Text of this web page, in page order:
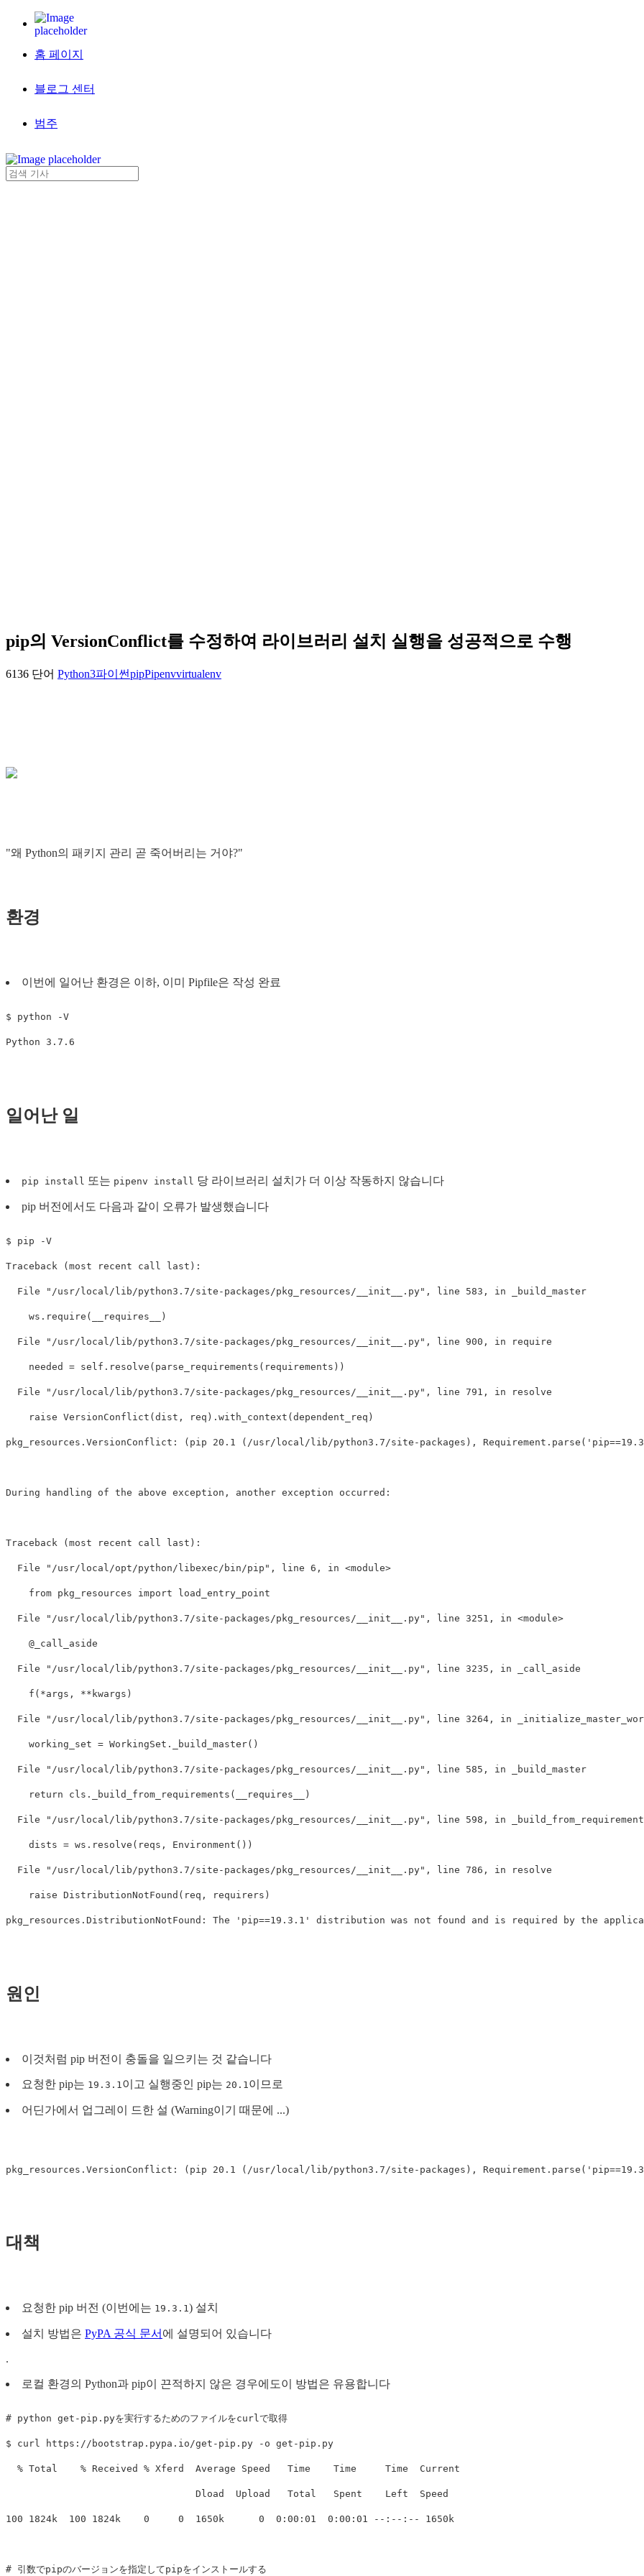
홈 페이지
블로그 센터
범주
pip의 VersionConflict를 수정하여 라이브러리 설치 실행을 성공적으로 수행
6136 단어 Python3파이썬pipPipenvvirtualenv
"왜 Python의 패키지 관리 곧 죽어버리는 거야?"
환경
이번에 일어난 환경은 이하, 이미 Pipfile은 작성 완료
$ python -V
일어난 일
pip install 또는 pipenv install 당 라이브러리 설치가 더 이상 작동하지 않습니다
pip 버전에서도 다음과 같이 오류가 발생했습니다
$ pip -V
Traceback ( most recent call last ) :
  File
"/usr/local/lib/python3.7/site-packages/pkg_resources/__init__.py" , line 583, in _build_master
    ws.require
( __requires__ )
  File
"/usr/local/lib/python3.7/site-packages/pkg_resources/__init__.py" , line 900, in require
    needed
= self.resolve ( parse_requirements ( requirements ))
  File
"/usr/local/lib/python3.7/site-packages/pkg_resources/__init__.py" , line 791, in resolve
    raise VersionConflict
( dist, req ) .with_context ( dependent_req )
pkg_resources.VersionConflict: ( pip 20.1 ( /usr/local/lib/python3.7/site-packages ) , Requirement.parse (
During handling of the above exception, another exception occurred:
Traceback ( most recent call last ) :
  File
"/usr/local/opt/python/libexec/bin/pip" , line 6, in <module>
    from pkg_resources import load_entry_point
  File
"/usr/local/lib/python3.7/site-packages/pkg_resources/__init__.py" , line 3251, in <module>
    @_call_aside
  File
"/usr/local/lib/python3.7/site-packages/pkg_resources/__init__.py" , line 3235, in _call_aside
    f
( *args, ** kwargs )
  File
"/usr/local/lib/python3.7/site-packages/pkg_resources/__init__.py" , line 3264, in
    working_set
= WorkingSet._build_master()
  File
"/usr/local/lib/python3.7/site-packages/pkg_resources/__init__.py" , line 585, in _build_master
return cls._build_from_requirements ( __requires__ )
  File
"/usr/local/lib/python3.7/site-packages/pkg_resources/__init__.py" , line 598, in
    dists
= ws.resolve ( reqs, Environment ())
  File
"/usr/local/lib/python3.7/site-packages/pkg_resources/__init__.py" , line 786, in resolve
    raise DistributionNotFound
( req, requirers )
pkg_resources.DistributionNotFound: The 'pip==19.3.1'
원인
이것처럼 pip 버전이 충돌을 일으키는 것 같습니다
요청한 pip는 19.3.1 이고 실행중인 pip는 20.1 이므로
어딘가에서 업그레이 드한 설 (Warning이기 때문에 ...)
pkg_resources.VersionConflict: ( pip 20.1 ( /usr/local/lib/python3.7/site-packages ) , Requirement.parse (
대책
요청한 pip 버전 (이번에는 19.3.1) 설치
설치 방법은 PyPA 공식 문서 에 설명되어 있습니다
.
로컬 환경의 Python과 pip이 끈적하지 않은 경우에도이 방법은 유용합니다
# python get-pip.pyを実行するためのファイルをcurlで取得
$ curl https://bootstrap.pypa.io/get-pip.py -o get-pip.py
  % Total    % Received % Xferd  Average Speed   Time    Time     Time  Current
                                 Dload  Upload   Total   Spent    Left  Speed
100 1824k  100 1824k    0     0  1650k      0  0:00:01  0:00:01 -- :--:-- 1650k
# 引数でpipのバージョンを指定してpipをインストールする